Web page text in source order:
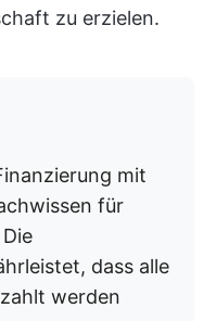
zu erzielen.
mit
für
dass alle
werden